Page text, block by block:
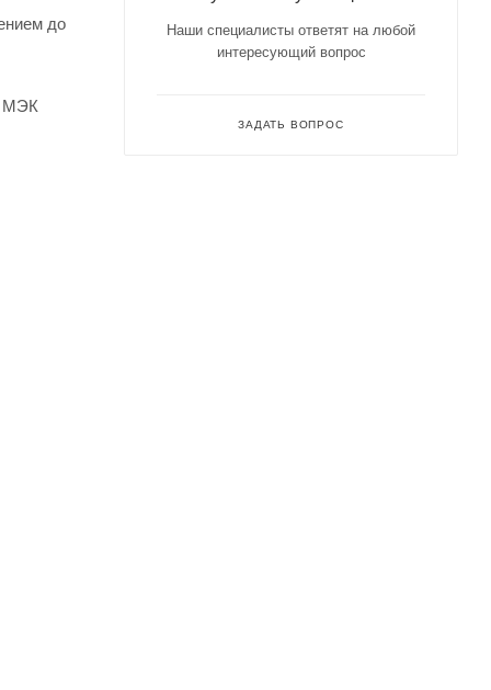
до
МЭК
Наши специалисты ответят на любой
интересующий вопрос
ЗАДАТЬ ВОПРОС